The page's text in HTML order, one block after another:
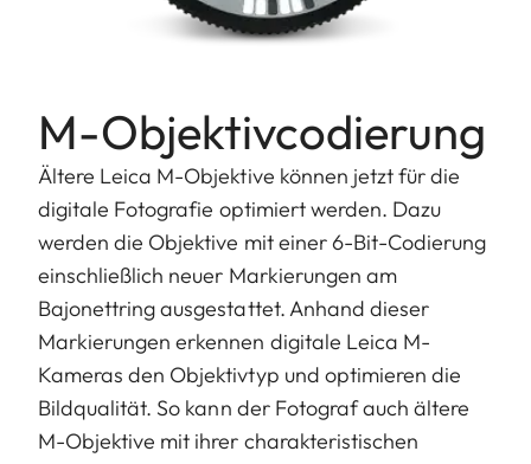
M-Objektivcodierung
Ältere Leica M-Objektive können jetzt für die
digitale Fotografie optimiert werden. Dazu
werden die Objektive mit einer 6-Bit-Codierung
einschließlich neuer Markierungen am
Bajonettring ausgestattet. Anhand dieser
Markierungen erkennen digitale Leica M-
Kameras den Objektivtyp und optimieren die
Bildqualität. So kann der Fotograf auch ältere
M-Objektive mit ihrer charakteristischen